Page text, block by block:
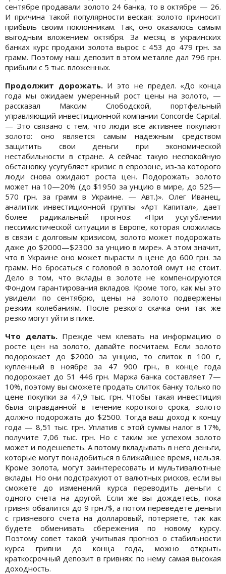
сентябре продавали золото 24 банка, то в октябре — 26.
И причина такой популярности веская: золото приносит
прибыль своим поклонникам. Так, оно оказалось самым
выгодным вложением октября. За месяц в украинских
банках курс продажи золота вырос с 453 до 479 грн. за
грамм. Поэтому наш депозит в этом металле дал 796 грн.
прибыли с 5 тыс. вложенных.
Продолжит дорожать.И это не предел. «До конца
года мы ожидаем умеренный рост цены на золото, —
рассказал Максим Слободской, портфельный
управляющий инвестиционной компании Concorde Capital.
— Это связано с тем, что люди все активнее покупают
золото: оно является самым надежным средством
защитить свои деньги при экономической
нестабильности в стране. А сейчас такую неспокойную
обстановку усугубляет кризис в еврозоне, из-за которого
люди снова ожидают роста цен. Подорожать золото
может на 10—20% (до $1950 за унцию в мире, до 525—
570 грн. за грамм в Украине. — Авт.)». Олег Иванец,
аналитик инвестиционной группы «Арт Капитал», дает
более радикальный прогноз: «При усугублении
пессимистической ситуации в Европе, которая сложилась
в связи с долговым кризисом, золото может подорожать
даже до $2000—$2300 за унцию в мире». А этом значит,
что в Украине оно может вырасти в цене до 600 грн. за
грамм. Но бросаться с головой в золотой омут не стоит.
Дело в том, что вклады в золоте не компенсируются
Фондом гарантирования вкладов. Кроме того, как мы это
увидели по сентябрю, цены на золото подвержены
резким колебаниям. После резкого скачка они так же
резко могут уйти в пике.
Что делать.Прежде чем клевать на информацию о
росте цен на золото, давайте посчитаем. Если золото
подорожает до $2000 за унцию, то слиток в 100 г,
купленный в ноябре за 47 900 грн., в конце года
подорожает до 51 446 грн. Маржа банка составляет 7—
10%, поэтому вы сможете продать слиток банку только по
цене покупки за 47,9 тыс. грн. Чтобы такая инвестиция
была оправданной в течение короткого срока, золото
должно подорожать до $2500. Тогда ваш доход к концу
года — 8,51 тыс. грн. Уплатив с этой суммы налог в 17%,
получите 7,06 тыс. грн. Но с таким же успехом золото
может и подешеветь. А потому вкладывать в него деньги,
которые могут понадобиться в ближайшее время, нельзя.
Кроме золота, могут заинтересовать и мультивалютные
вклады. Но они подстрахуют от валютных рисков, если вы
сможете до изменений курса переводить деньги с
одного счета на другой. Если же вы дождетесь, пока
гривня обвалится до 9 грн./$, а потом переведете деньги
с гривневого счета на долларовый, потеряете, так как
будете обменивать сбережения по новому курсу.
Поэтому совет такой: учитывая прогноз о стабильности
курса гривни до конца года, можно открыть
краткосрочный депозит в гривнях: по нему самая высокая
доходность.